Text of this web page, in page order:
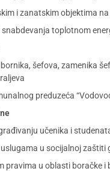
i zanatskim objektima
toplotnom
šefova, zamenika
preduzeća
učenika i
u socijalnoj zaštiti
pravima u oblasti boračke